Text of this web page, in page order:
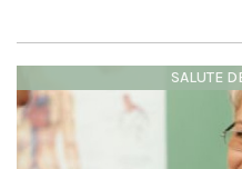
SALUTE